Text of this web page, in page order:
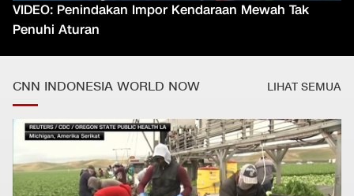
VIDEO: Penindakan Impor Kendaraan Mewah Tak
Penuhi Aturan
CNN INDONESIA WORLD NOW LIHAT SEMUA